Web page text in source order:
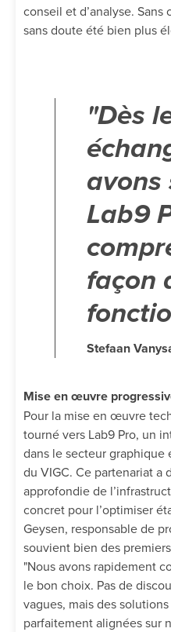
conseil et d’analyse.
sans doute été bien plus
"Dès
avons
Lab9
façon
Stefaan
Mise en œuvre
Pour la mise en œuvre
tourné vers Lab9 Pro, un
dans le secteur
du VIGC. Ce partenariat a
approfondie de
concret pour l’optimiser
Geysen, responsable de
souvient bien des
"Nous avons rapidement
le bon choix. Pas de
vagues, mais des
parfaitement alignées sur